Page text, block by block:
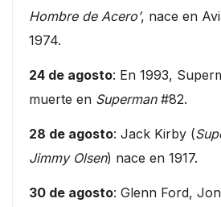
Hombre de Acero’, nace en
1974.
24 de agosto: En 1993,
muerte en Superman#82.
28 de agosto: Jack Kirby (
Jimmy Olsen) nace en 1917.
30 de agosto: Glenn Ford,